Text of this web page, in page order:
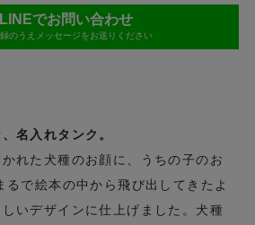
LINEでお問い合わせ
のうえメッセージをお送りください
名入れタンク。
れた犬種のお顔に、うちの子のお
で絵本の中から飛び出してきたよ
いデザインに仕上げました。犬種